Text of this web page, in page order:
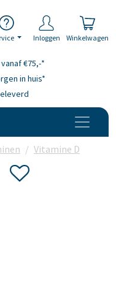
Inloggen Winkelwagen
€75,-*
in huis*
Vitamine D